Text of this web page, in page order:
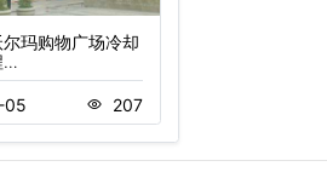
玛购物广场冷却
…
05 207